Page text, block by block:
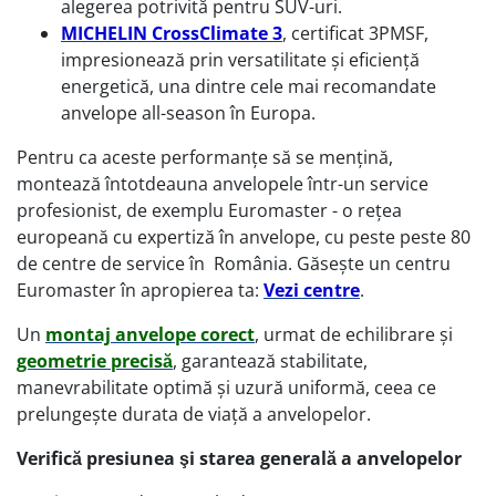
alegerea potrivită pentru SUV-uri.
MICHELIN CrossClimate 3, certificat 3PMSF,
impresionează prin versatilitate şi eficienţă
energetică, una dintre cele mai recomandate
anvelope all-season în Europa.
Pentru ca aceste performanţe să se menţină,
montează întotdeauna anvelopele într-un service
profesionist, de exemplu Euromaster - o rețea
europeană cu expertiză în anvelope, cu peste peste 80
de centre de service în România. Găsește un centru
Euromaster în apropierea ta: Vezi centre.
Un montaj anvelope corect, urmat de echilibrare şi
geometrie precisă, garantează stabilitate,
manevrabilitate optimă şi uzură uniformă, ceea ce
prelungește durata de viață a anvelopelor.
Verifică presiunea şi starea generală a anvelopelor